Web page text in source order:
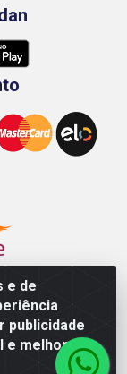
e de
publicidade
e melhorar a
A, Ibura -
0001-79